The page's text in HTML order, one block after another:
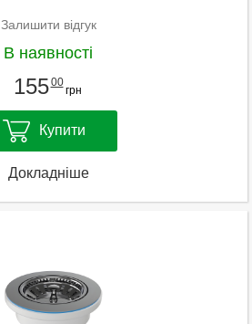
Залишити відгук
В наявності
15500
грн
Купити
Докладніше